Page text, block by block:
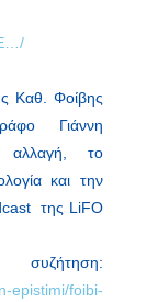
Καθ. Φοίβης
Γιάννη
αλλαγή, το
και την
της LiFO
epistimi/foibi-